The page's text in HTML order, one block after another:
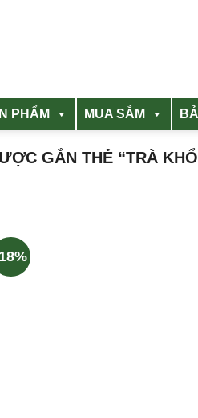
PHẨM MUA SẮM
GẮN THẺ “TRÀ